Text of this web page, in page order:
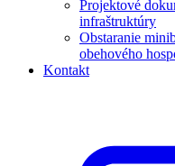
Projektové
infraštruktúry
Obstaranie
obehového
Kontakt